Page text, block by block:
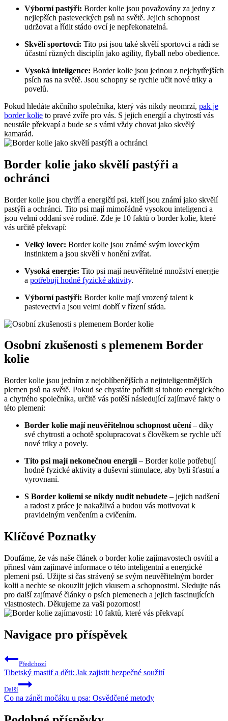
Výborní pastýři: Border kolie jsou považovány za jedny z
nejlepších pasteveckých psů na světě. Jejich schopnost
udržovat a řídit stádo ovcí je nepřekonatelná.
Skvělí sportovci: Tito psi jsou také skvělí sportovci a rádi se
účastní různých disciplín jako agility, flyball nebo obedience.
Vysoká inteligence: Border kolie jsou jednou z nejchytřejších
psích ras na světě. Jsou schopny se rychle učit nové triky a
povelů.
Pokud hledáte akčního společníka, který vás nikdy neomrzí, pak je
border kolie to pravé zvíře pro vás. S jejich energií a chytrostí vás
neustále překvapí a bude se s vámi vždy chovat jako skvělý
kamarád.
Border kolie jako skvělí pastýři a
ochránci
Border kolie jsou chytří a energičtí psi, kteří jsou známí jako skvělí
pastýři a ochránci. Tito psi mají mimořádně vysokou inteligenci a
jsou velmi oddaní své rodině. Zde je 10 faktů o border kolie, které
vás určitě překvapí:
Velký lovec: Border kolie jsou známé svým loveckým
instinktem a jsou skvělí v honění zvířat.
Vysoká energie: Tito psi mají neuvěřitelné množství energie
a potřebují hodně fyzické aktivity.
Výborní pastýři: Border kolie mají vrozený talent k
pastevectví a jsou velmi dobří v řízení stáda.
Osobní zkušenosti s plemenem Border
kolie
Border kolie jsou jedním z nejoblíbenějších a nejinteligentnějších
plemen psů na světě. Pokud se chystáte pořídit si tohoto energického
a chytrého společníka, určitě vás potěší následující zajímavé fakty o
této plemeni:
Border kolie mají neuvěřitelnou schopnost učení– díky
své chytrosti a ochotě spolupracovat s člověkem se rychle učí
nové triky a povely.
Tito psi mají nekonečnou energii – Border kolie potřebují
hodně fyzické aktivity a duševní stimulace, aby byli šťastní a
vyrovnaní.
S Border koliemi se nikdy nudit nebudete – jejich nadšení
a radost z práce je nakažlivá a budou vás motivovat k
pravidelným venčením a cvičením.
Klíčové Poznatky
Doufáme, že vás naše článek o border kolie zajímavostech osvítil a
přinesl vám zajímavé informace o této inteligentní a energické
plemeni psů. Užijte si čas strávený se svým neuvěřitelným border
kolii a nechte se okouzlit jejich vkusem a schopnostmi. Sledujte nás
pro další zajímavé články o psích plemenech a jejich fascinujících
vlastnostech. Děkujeme za vaši pozornost!
Navigace pro příspěvek
Předchozí
Tibetský mastif a děti: Jak zajistit bezpečné soužití
Další
Co na zánět močáku u psa: Osvědčené metody